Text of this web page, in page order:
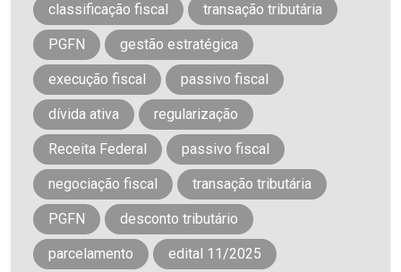
classificação fiscal transação tributária
PGFN gestão estratégica
execução fiscal passivo fiscal
dívida ativa regularização
Receita Federal passivo fiscal
negociação fiscal transação tributária
PGFN desconto tributário
parcelamento edital 11/2025